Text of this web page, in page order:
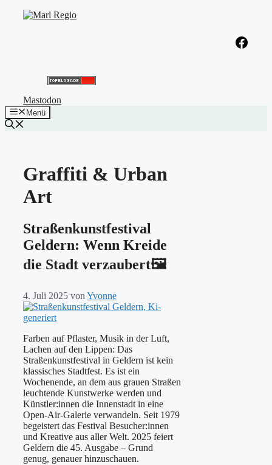
Facebook
Mastodon
Menü
Graffiti & Urban
Art
Straßenkunstfestival
Geldern: Wenn Kreide
die Stadt verzaubert🖼️
4. Juli 2025 von Yvonne
Farben auf Pflaster, Musik in der Luft,
Lachen auf den Lippen: Das
Straßenkunstfestival in Geldern ist kein
klassisches Stadtfest. Es ist ein
Wochenende, an dem aus grauen Straßen
leuchtende Kunstwerke werden und
Künstler:innen die Innenstadt in eine
Open-Air-Galerie verwandeln. Seit 1979
begeistert das Festival Besucher:innen
und Kreative aus aller Welt. 2025 feiert
Geldern die 45. Ausgabe – Grund
genug, genauer hinzuschauen.